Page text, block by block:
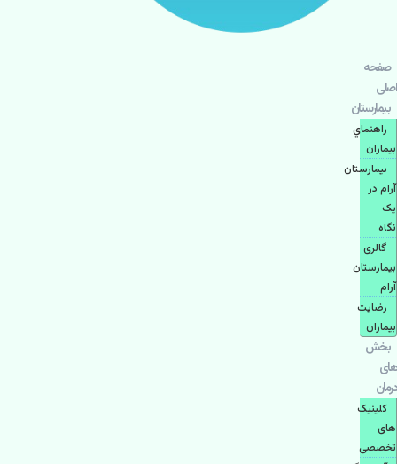
صفحه
اصلی
بيمارستان
راهنماي
بیماران
بیمارستان
آرام در
یک
نگاه
گالری
بیمارستان
آرام
رضایت
بیماران
بخش
های
درمان
کلینیک
های
تخصصی